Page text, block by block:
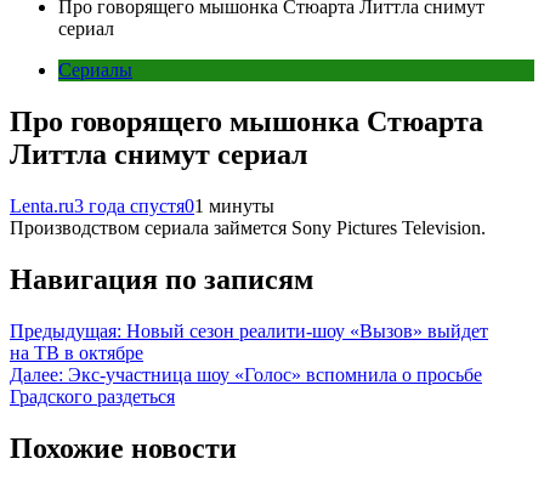
Про говорящего мышонка Стюарта Литтла снимут
сериал
Сериалы
Про говорящего мышонка Стюарта
Литтла снимут сериал
Lenta.ru3 года спустя01 минуты
Производством сериала займется Sony Pictures Television.
Навигация по записям
Предыдущая: Новый сезон реалити-шоу «Вызов» выйдет
на ТВ в октябре
Далее: Экс-участница шоу «Голос» вспомнила о просьбе
Градского раздеться
Похожие новости